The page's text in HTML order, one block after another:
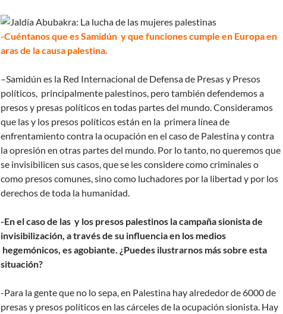
-Cuéntanos que es Samidún y que funciones cumple en Europa en
aras de la causa palestina.
–Samidún es la Red Internacional de Defensa de Presas y Presos
políticos, principalmente palestinos, pero también defendemos a
presos y presas políticos en todas partes del mundo. Consideramos
que las y los presos políticos están en la primera línea de
enfrentamiento contra la ocupación en el caso de Palestina y contra
la opresión en otras partes del mundo. Por lo tanto, no queremos que
se invisibilicen sus casos, que se les considere como criminales o
como presos comunes, sino como luchadores por la libertad y por los
derechos de toda la humanidad.
-En el caso de las y los presos palestinos la campaña sionista de
invisibilización, a través de su influencia en los medios
hegemónicos, es agobiante. ¿Puedes ilustrarnos más sobre esta
situación?
-Para la gente que no lo sepa, en Palestina hay alrededor de 6000 de
presas y presos políticos en las cárceles de la ocupación sionista. Hay